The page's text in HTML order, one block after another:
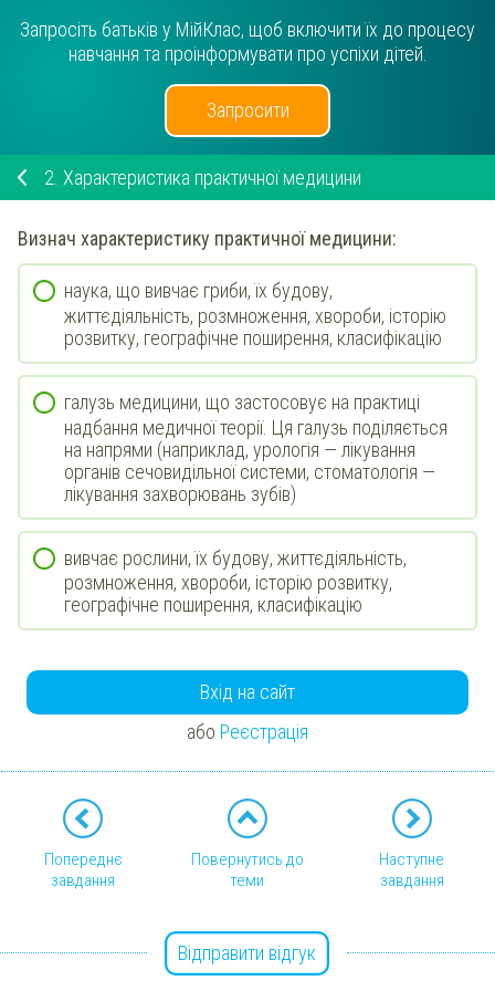
Запросіть батьків у МійКлас, щоб включити їх до процесу
навчання та проінформувати про успіхи дітей.
Запросити
2. Характеристика практичної медицини
Визнач характеристику практичної медицини:
наука, що вивчає гриби, їх будову,
життєдіяльність, розмноження, хвороби, історію
розвитку, географічне поширення, класифікацію
галузь медицини, що застосовує на практиці
надбання медичної теорії. Ця галузь поділяється
на напрями (наприклад, урологія — лікування
органів сечовидільної системи, стоматологія —
лікування захворювань зубів)
вивчає рослини, їх будову, життєдіяльність,
розмноження, хвороби, історію розвитку,
географічне поширення, класифікацію
Вхід на сайт
або Реєстрація
Попереднє
завдання
Повернутись до
теми
Наступне
завдання
Відправити відгук